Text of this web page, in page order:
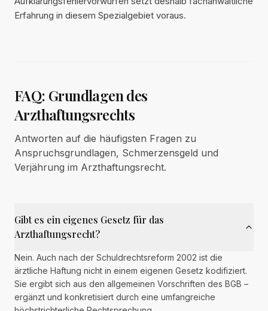
Erfahrung in diesem Spezialgebiet voraus.
FAQ: Grundlagen des
Arzthaftungsrechts
Antworten auf die häufigsten Fragen zu
Anspruchsgrundlagen, Schmerzensgeld und
Verjährung im Arzthaftungsrecht.
Gibt es ein eigenes Gesetz für das
Arzthaftungsrecht?
Nein. Auch nach der Schuldrechtsreform 2002 ist die
ärztliche Haftung nicht in einem eigenen Gesetz kodifiziert.
Sie ergibt sich aus den allgemeinen Vorschriften des BGB –
ergänzt und konkretisiert durch eine umfangreiche